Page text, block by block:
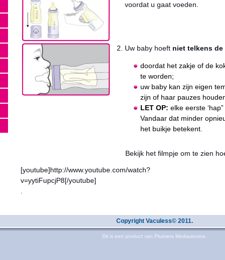
voordat u gaat voeden.
2. Uw baby hoeft niet telkens
doordat het zakje of de
te worden;
uw baby kan zijn eigen
zijn of haar pauzes
LET OP: elke eerste
Vandaar dat minder
het buikje betekent.
Bekijk het filmpje om te zien
[youtube]http://www.youtube.com/watch?
Copyright Vaculess© 2011.
Dit is een product van Pluimers Mediaservice.